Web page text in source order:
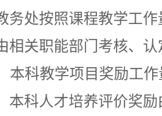
务处按照课程教学工
相关职能部门考核、认
本科教学项目奖励工
本科人才培养评价奖励